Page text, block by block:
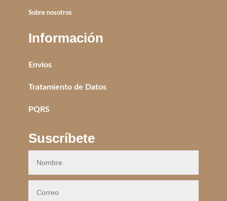
Sobre nosotros
Información
Envíos
Tratamiento de Datos
PQRS
Suscríbete